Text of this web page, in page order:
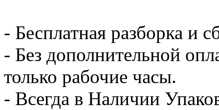
- Бесплатная разборка и
- Без дополнительной
только рабочие часы.
- Всегда в Наличии